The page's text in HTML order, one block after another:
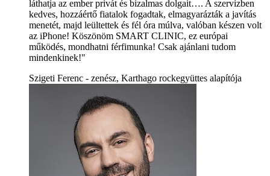
láthatja az ember privát és bizalmas dolgait…. A szervizben
kedves, hozzáértő fiatalok fogadtak, elmagyarázták a javítás
menetét, majd leültettek és fél óra múlva, valóban készen volt
az iPhone! Köszönöm SMART CLINIC, ez európai
működés, mondhatni férfimunka! Csak ajánlani tudom
mindenkinek!"
Szigeti Ferenc - zenész, Karthago rockegyüttes alapítója